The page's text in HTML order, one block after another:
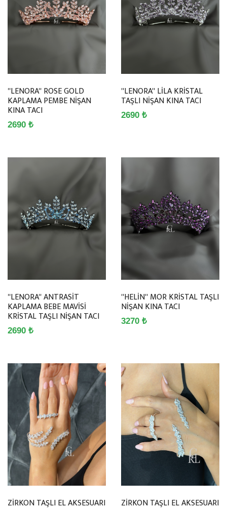
''LENORA'' ROSE GOLD
KAPLAMA PEMBE NİŞAN
KINA TACI
2690 ₺
''LENORA'' LİLA KRİSTAL
TAŞLI NİŞAN KINA TACI
2690 ₺
''LENORA'' ANTRASİT
KAPLAMA BEBE MAVİSİ
KRİSTAL TAŞLI NİŞAN TACI
2690 ₺
''HELİN'' MOR KRİSTAL TAŞLI
NİŞAN KINA TACI
3270 ₺
ZİRKON TAŞLI EL AKSESUARI ZİRKON TAŞLI EL AKSESUARI